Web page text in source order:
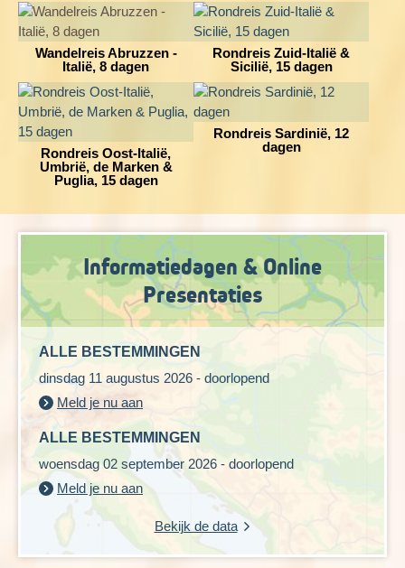
Wandelreis Abruzzen -
Italië, 8 dagen
Rondreis Zuid-Italië &
Sicilië, 15 dagen
Rondreis Oost-Italië,
Umbrië, de Marken &
Puglia, 15 dagen
Rondreis Sardinië, 12
dagen
Informatiedagen & Online
Presentaties
ALLE BESTEMMINGEN
dinsdag 11 augustus 2026 - doorlopend
Meld je nu aan
ALLE BESTEMMINGEN
woensdag 02 september 2026 - doorlopend
Meld je nu aan
Bekijk de data